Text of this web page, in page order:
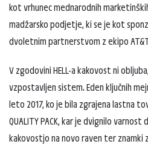
kot vrhunec mednarodnih
madžarsko podjetje, ki se je kot
dvoletnim partnerstvom z ekipo AT&T
V zgodovini HELL-a kakovost ni
vzpostavljen sistem. Eden ključnih
leto 2017, ko je bila zgrajena lastna
QUALITY PACK, kar je dvignilo
kakovostjo na novo raven ter znamki